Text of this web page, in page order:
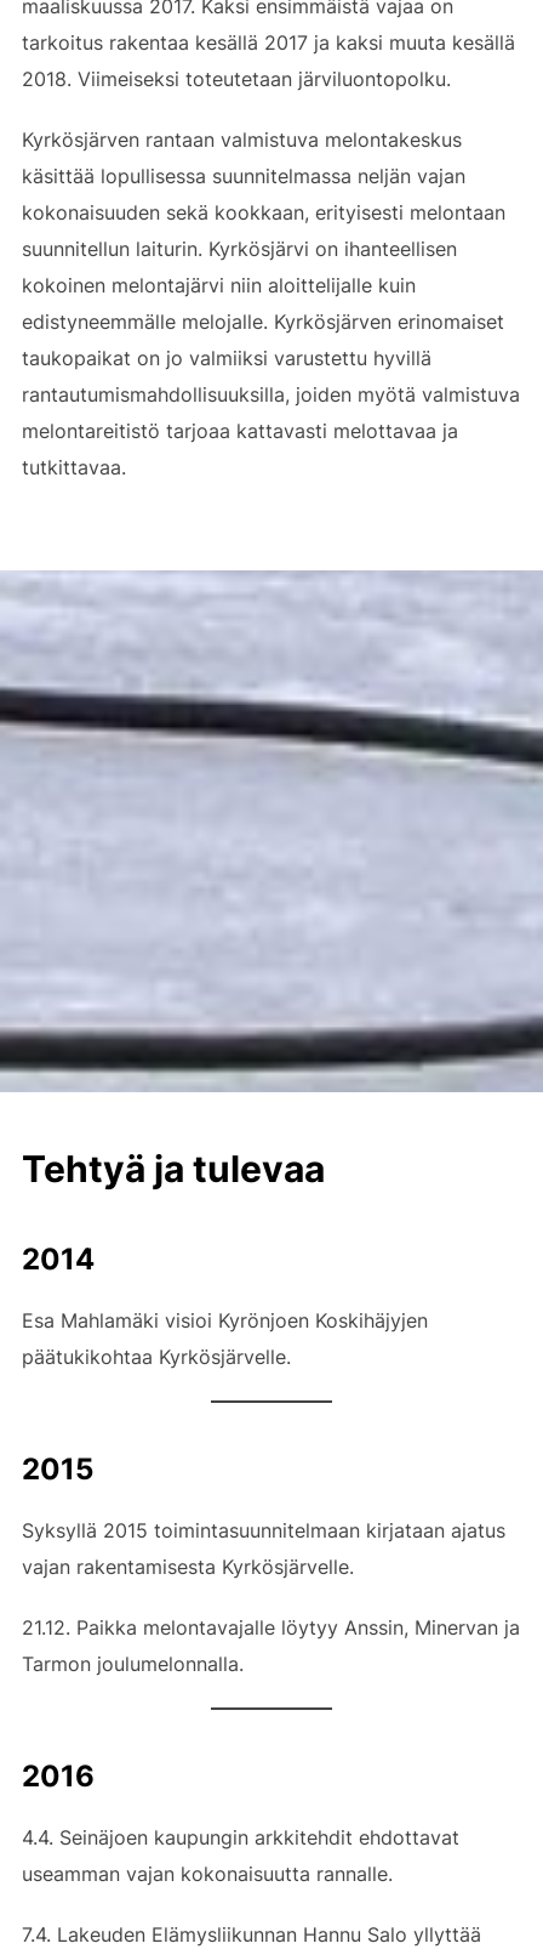
maaliskuussa 2017. Kaksi ensimmäistä vajaa on
tarkoitus rakentaa kesällä 2017 ja kaksi muuta kesällä
2018. Viimeiseksi toteutetaan järviluontopolku.
Kyrkösjärven rantaan valmistuva melontakeskus
käsittää lopullisessa suunnitelmassa neljän vajan
kokonaisuuden sekä kookkaan, erityisesti melontaan
suunnitellun laiturin. Kyrkösjärvi on ihanteellisen
kokoinen melontajärvi niin aloittelijalle kuin
edistyneemmälle melojalle. Kyrkösjärven erinomaiset
taukopaikat on jo valmiiksi varustettu hyvillä
rantautumismahdollisuuksilla, joiden myötä valmistuva
melontareitistö tarjoaa kattavasti melottavaa ja
tutkittavaa.
Tehtyä ja tulevaa
2014
Esa Mahlamäki visioi Kyrönjoen Koskihäjyjen
päätukikohtaa Kyrkösjärvelle.
2015
Syksyllä 2015 toimintasuunnitelmaan kirjataan ajatus
vajan rakentamisesta Kyrkösjärvelle.
21.12. Paikka melontavajalle löytyy Anssin, Minervan ja
Tarmon joulumelonnalla.
2016
4.4. Seinäjoen kaupungin arkkitehdit ehdottavat
useamman vajan kokonaisuutta rannalle.
7.4. Lakeuden Elämysliikunnan Hannu Salo yllyttää